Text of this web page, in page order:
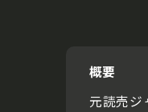
概要
元読売ジ